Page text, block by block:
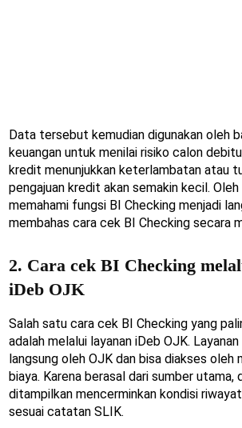
Data tersebut kemudian digunakan oleh
keuangan untuk menilai risiko calon
kredit menunjukkan keterlambatan atau
pengajuan kredit akan semakin kecil.
memahami fungsi BI Checking menjadi
membahas cara cek BI Checking secara
2. Cara cek BI Checking
iDeb OJK
Salah satu cara cek BI Checking yang
adalah melalui layanan iDeb OJK.
langsung oleh OJK dan bisa diakses oleh
biaya. Karena berasal dari sumber utama,
ditampilkan mencerminkan kondisi
sesuai catatan SLIK.